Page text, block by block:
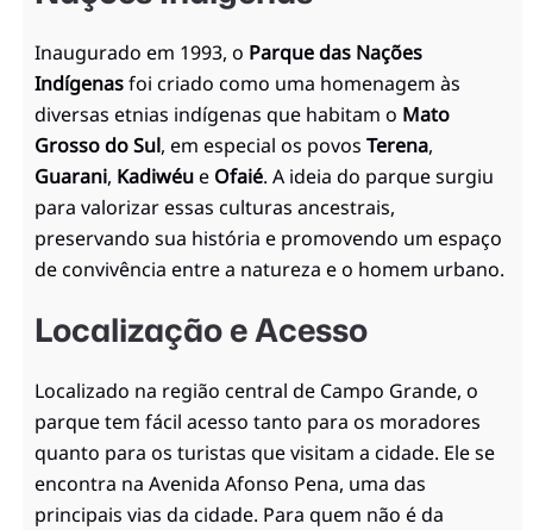
Inaugurado em 1993, o Parque das Nações
Indígenasfoi criado como uma homenagem às
diversas etnias indígenas que habitam o Mato
Grosso do Sul, em especial os povos Terena,
Guarani, Kadiwéue Ofaié. A ideia do parque surgiu
para valorizar essas culturas ancestrais,
preservando sua história e promovendo um espaço
de convivência entre a natureza e o homem urbano.
Localização e Acesso
Localizado na região central de Campo Grande, o
parque tem fácil acesso tanto para os moradores
quanto para os turistas que visitam a cidade. Ele se
encontra na Avenida Afonso Pena, uma das
principais vias da cidade. Para quem não é da